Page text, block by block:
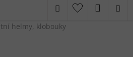
Hledat
helmy, klobouky